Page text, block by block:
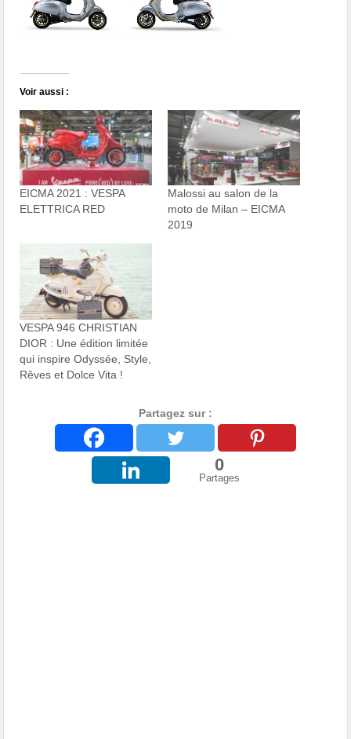
Voir aussi :
EICMA 2021 : VESPA
ELETTRICA RED
Malossi au salon de la
moto de Milan – EICMA
2019
VESPA 946 CHRISTIAN
DIOR : Une édition limitée
qui inspire Odyssée, Style,
Rêves et Dolce Vita !
Partagez sur :
0
Partages